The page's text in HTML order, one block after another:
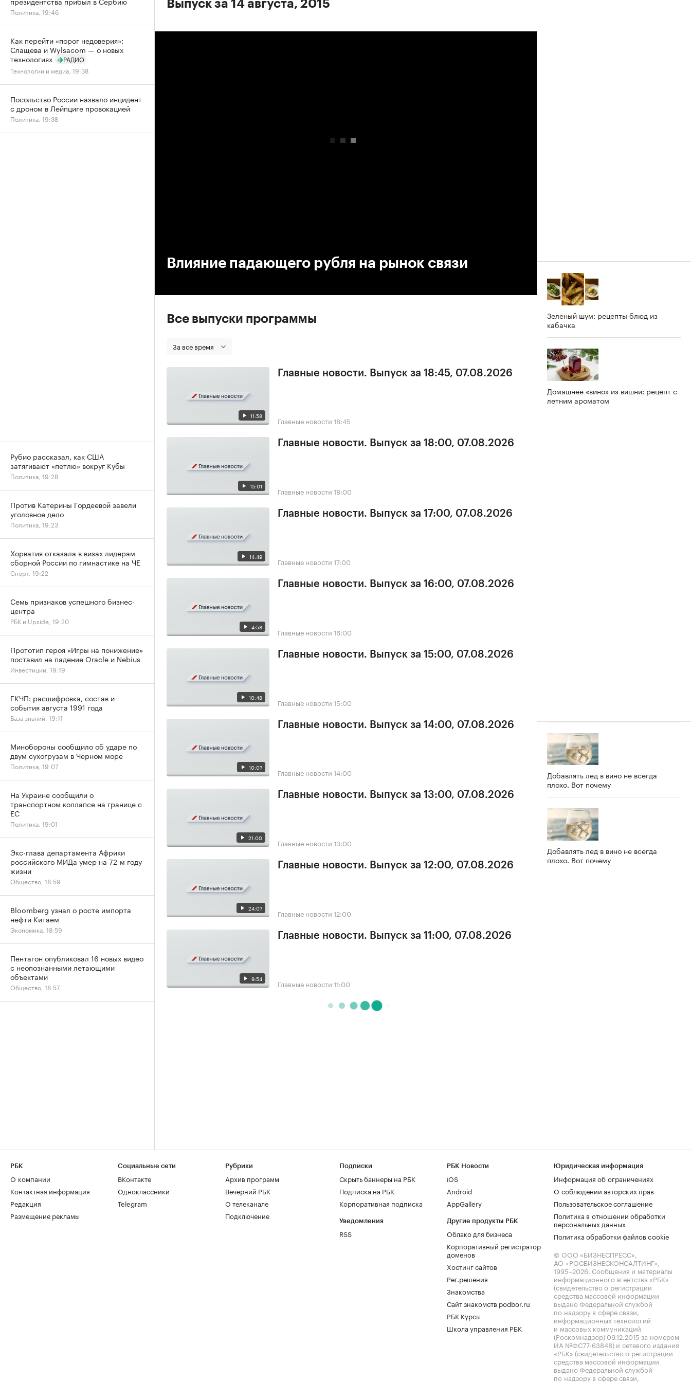
Выпуск за 14 августа, 2015
Влияние падающего рубля на рынок связи
Все выпуски программы
За все время
11:58
Главные новости. Выпуск за 18:45, 07.08.2026
Главные новости 18:45
15:01
Главные новости. Выпуск за 18:00, 07.08.2026
Главные новости 18:00
14:49
Главные новости. Выпуск за 17:00, 07.08.2026
Главные новости 17:00
4:58
Главные новости. Выпуск за 16:00, 07.08.2026
Главные новости 16:00
10:48
Главные новости. Выпуск за 15:00, 07.08.2026
Главные новости 15:00
10:07
Главные новости. Выпуск за 14:00, 07.08.2026
Главные новости 14:00
21:00
Главные новости. Выпуск за 13:00, 07.08.2026
Главные новости 13:00
24:07
Главные новости. Выпуск за 12:00, 07.08.2026
Главные новости 12:00
9:54
Главные новости. Выпуск за 11:00, 07.08.2026
Главные новости 11:00
Зеленый шум: рецепты блюд из
кабачка
Домашнее «вино» из вишни: рецепт с
летним ароматом
Добавлять лед в вино не всегда
плохо. Вот почему
Добавлять лед в вино не всегда
плохо. Вот почему
Политика, 19:46
Как перейти «порог недоверия»:
Слащева и Wylsacom — о новых
технологиях
РАДИО
Технологии и медиа, 19:38
Посольство России назвало инцидент
с дроном в Лейпциге провокацией
Политика, 19:38
Рубио рассказал, как США
затягивают «петлю» вокруг Кубы
Политика, 19:28
Против Катерины Гордеевой завели
уголовное дело
Политика, 19:23
Хорватия отказала в визах лидерам
сборной России по гимнастике на ЧЕ
Спорт, 19:22
Семь признаков успешного бизнес-
центра
РБК и Upside, 19:20
Прототип героя «Игры на понижение»
поставил на падение Oracle и Nebius
Инвестиции, 19:19
ГКЧП: расшифровка, состав и
события августа 1991 года
База знаний, 19:11
Минобороны сообщило об ударе по
двум сухогрузам в Черном море
Политика, 19:07
На Украине сообщили о
транспортном коллапсе на границе с
ЕС
Политика, 19:01
Экс-глава департамента Африки
российского МИДа умер на 72-м году
жизни
Общество, 18:59
Bloomberg узнал о росте импорта
нефти Китаем
Экономика, 18:59
Пентагон опубликовал 16 новых видео
с неопознанными летающими
объектами
Общество, 18:57
РБК
О компании
Контактная информация
Редакция
Размещение рекламы
Социальные сети
ВКонтакте
Одноклассники
Telegram
Рубрики
Архив программ
Вечерний РБК
О телеканале
Подключение
Подписки
Скрыть баннеры на РБК
Подписка на РБК
Корпоративная подписка
Уведомления
RSS
РБК Новости
iOS
Android
AppGallery
Другие продукты РБК
Облако для бизнеса
Корпоративный регистратор
доменов
Хостинг сайтов
Рег.решения
Знакомства
Сайт знакомств podbor.ru
РБК Курсы
Школа управления РБК
Юридическая информация
Информация об ограничениях
О соблюдении авторских прав
Пользовательское соглашение
Политика в отношении обработки
персональных данных
Политика обработки файлов cookie
© ООО «БИЗНЕСПРЕСС»,
АО «РОСБИЗНЕСКОНСАЛТИНГ»,
1995–2026. Сообщения и материалы
информационного агентства «РБК»
(свидетельство о регистрации
средства массовой информации
выдано Федеральной службой
по надзору в сфере связи,
информационных технологий
и массовых коммуникаций
(Роскомнадзор) 09.12.2015 за номером
ИА №ФС77-63848) и сетевого издания
«РБК» (свидетельство о регистрации
средства массовой информации
выдано Федеральной службой
по надзору в сфере связи,